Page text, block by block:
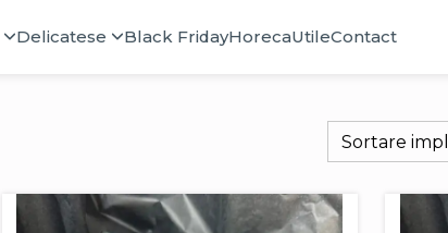
Delicatese Black FridayHorecaUtileContact
Filtrează
Sort content